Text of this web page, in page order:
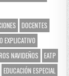
DOCENTES
EXPLICATIVO
NAVIDEÑOS
EATP
EDUCACIÓN ESPECIAL